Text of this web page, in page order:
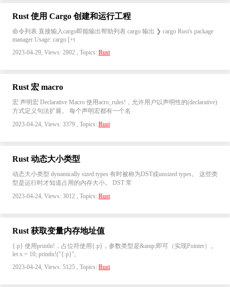
Rust 使用 Cargo 创建和运行工程
命令列表 直接输入cargo即能输出帮助列表 cargo 输出 ❯ cargo Rust's package
manager Usage: cargo [+t
2023-04-29, Views: 2802 , Topics: Rust
Rust 宏 macro
宏 声明宏 Declarative Macro 使用acro_rules!，允许用户以声明性的(declarative)
方式定义句法扩展。 每个声明宏都有一个名
2023-04-24, Views: 3379 , Topics: Rust
Rust 动态大小类型
动态大小类型 dynamically sized types 有时被称为DST或unsized types。 这些类
型是运行时才知道占用的内存大小。 DST 常
2023-04-24, Views: 3012 , Topics: Rust
Rust 获取变量内存地址值
{:p} 使用println!，占位符使用{:p}，参数类型是&amp;即可（实现Pointer）。
let x = 10; println!("{:p}",
2023-04-24, Views: 5125 , Topics: Rust